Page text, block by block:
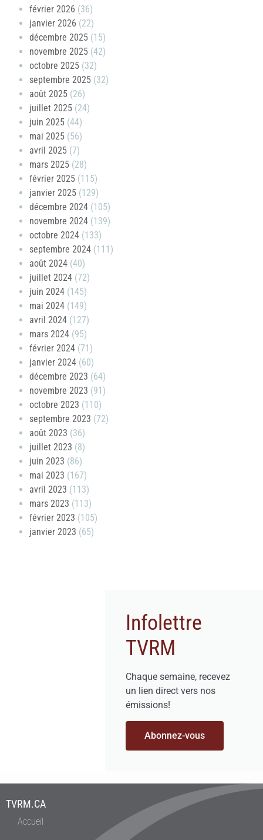
février 2026 (36)
janvier 2026 (22)
décembre 2025 (15)
novembre 2025 (42)
octobre 2025 (32)
septembre 2025 (32)
août 2025 (26)
juillet 2025 (24)
juin 2025 (44)
mai 2025 (56)
avril 2025 (7)
mars 2025 (28)
février 2025 (115)
janvier 2025 (129)
décembre 2024 (105)
novembre 2024 (139)
octobre 2024 (133)
septembre 2024 (111)
août 2024 (40)
juillet 2024 (72)
juin 2024 (145)
mai 2024 (149)
avril 2024 (127)
mars 2024 (95)
février 2024 (71)
janvier 2024 (60)
décembre 2023 (64)
novembre 2023 (91)
octobre 2023 (110)
septembre 2023 (72)
août 2023 (36)
juillet 2023 (8)
juin 2023 (86)
mai 2023 (167)
avril 2023 (113)
mars 2023 (113)
février 2023 (105)
janvier 2023 (65)
Infolettre
TVRM
Chaque semaine, recevez
un lien direct vers nos
émissions!
Abonnez-vous
TVRM.CA
Accueil